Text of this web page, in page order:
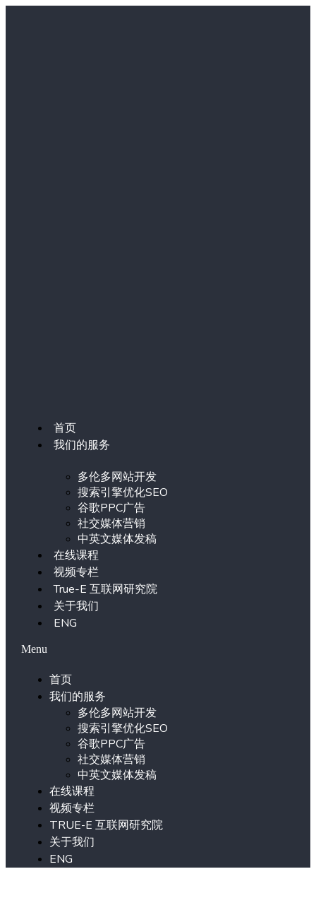
首页
我们的服务
多伦多网站开发
搜索引擎优化SEO
谷歌PPC广告
社交媒体营销
中英文媒体发稿
在线课程
视频专栏
True-E 互联网研究院
关于我们
ENG
Menu
首页
我们的服务
多伦多网站开发
搜索引擎优化SEO
谷歌PPC广告
社交媒体营销
中英文媒体发稿
在线课程
视频专栏
TRUE-E 互联网研究院
关于我们
ENG